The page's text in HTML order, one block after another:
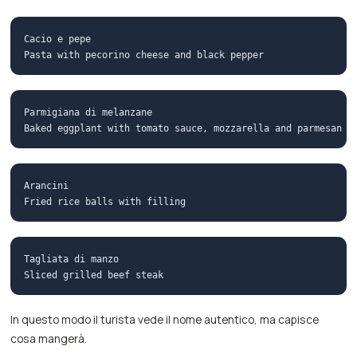
Cacio e pepe
Pasta with pecorino cheese and black pepper
Parmigiana di melanzane
Baked eggplant with tomato sauce, mozzarella and parmesan
Arancini
Tagliata di manzo
Sliced grilled beef steak
In questo modo il turista vede il nome autentico, ma capisce
cosa mangerà.